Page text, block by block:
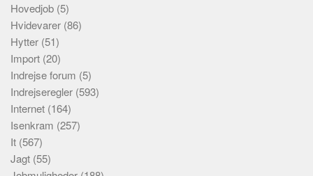
Hovedjob (5)
Hvidevarer (86)
Hytter (51)
Import (20)
Indrejse forum (5)
Indrejseregler (593)
Internet (164)
Isenkram (257)
It (567)
Jagt (55)